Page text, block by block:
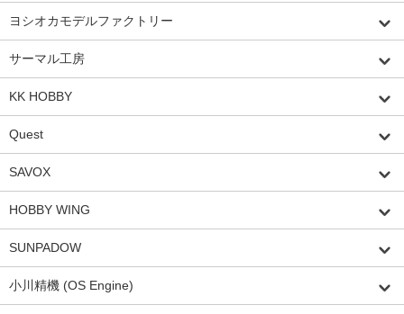
ヨシオカモデルファクトリー
サーマル工房
KK HOBBY
Quest
SAVOX
HOBBY WING
SUNPADOW
小川精機 (OS Engine)